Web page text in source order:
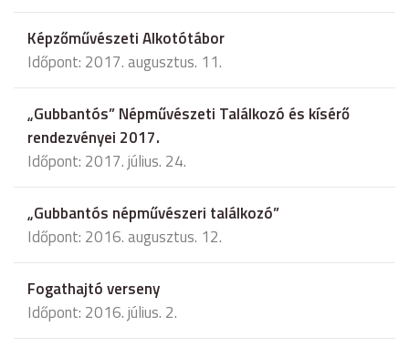
Képzőművészeti Alkotótábor
Időpont: 2017. augusztus. 11.
„Gubbantós” Népművészeti Találkozó és kísérő
rendezvényei 2017.
Időpont: 2017. július. 24.
„Gubbantós népművészeri találkozó”
Időpont: 2016. augusztus. 12.
Fogathajtó verseny
Időpont: 2016. július. 2.